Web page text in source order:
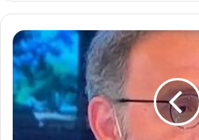
Gustavo
Marangoni:
"La
economía
no